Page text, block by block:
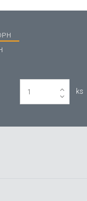
ks